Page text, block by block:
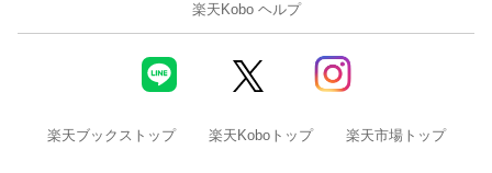
楽天Kobo ヘルプ
楽天ブックストップ 楽天Koboトップ 楽天市場トップ